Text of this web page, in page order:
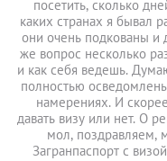
посетить, сколько
каких странах я бывал
они очень подкованы и
же вопрос несколько
и как себя ведешь.
полностью
намерениях. И
давать визу или нет. О
мол, поздравляем,
Загранпаспорт с